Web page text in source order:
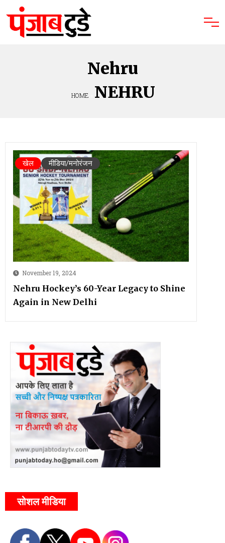
Nehru
HOME NEHRU
November 19, 2024
Nehru Hockey’s 60-Year Legacy to Shine
Again in New Delhi
खेल मीडिया/मनोरंजन
सोशल मीडिया